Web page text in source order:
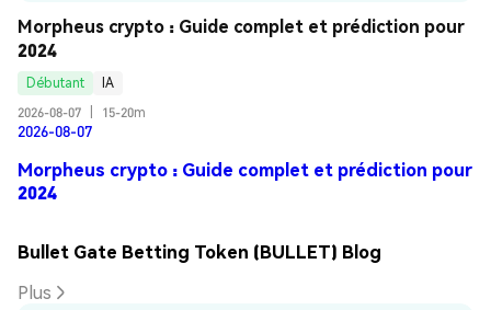
Morpheus crypto : Guide complet et prédiction pour
2024
Débutant
IA
2026-08-07
15-20m
2026-08-07
Morpheus crypto : Guide complet et prédiction pour
2024
Bullet Gate Betting Token (BULLET) Blog
Plus